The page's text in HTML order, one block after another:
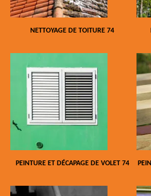
NETTOYAGE DE TOITURE 74
PEINTURE ET DÉCAPAGE DE VOLET 74